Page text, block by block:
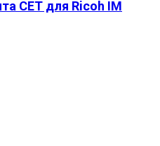
СЕТ для Ricoh IM